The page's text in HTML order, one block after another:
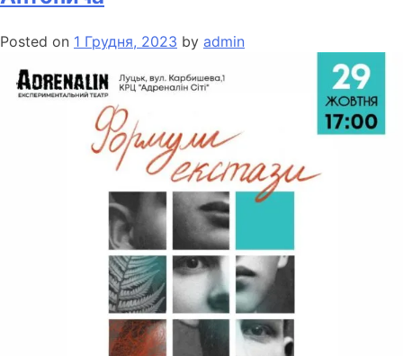
Posted on 1 Грудня, 2023 by admin